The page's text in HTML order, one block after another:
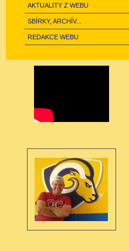
AKTUALITY Z WEBU
SBÍRKY, ARCHÍV...
REDAKCE WEBU